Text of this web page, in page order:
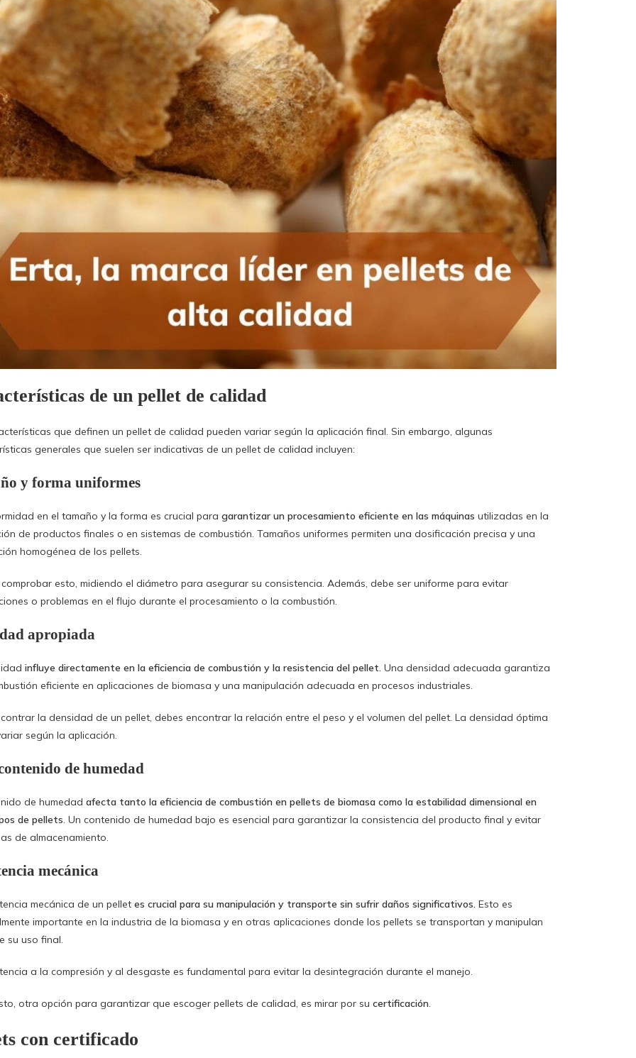
de un pellet de calidad
que definen un pellet de calidad pueden variar según la aplicación final. Sin embargo, algunas
generales que suelen ser indicativas de un pellet de calidad incluyen:
y forma uniformes
en el tamaño y la forma es crucial para garantizar un procesamiento eficiente en las máquinas utilizadas en la
de productos finales o en sistemas de combustión. Tamaños uniformes permiten una dosificación precisa y una
homogénea de los pellets.
esto, midiendo el diámetro para asegurar su consistencia. Además, debe ser uniforme para evitar
o problemas en el flujo durante el procesamiento o la combustión.
apropiada
influye directamente en la eficiencia de combustión y la resistencia del pellet. Una densidad adecuada garantiza
eficiente en aplicaciones de biomasa y una manipulación adecuada en procesos industriales.
la densidad de un pellet, debes encontrar la relación entre el peso y el volumen del pellet. La densidad óptima
según la aplicación.
de humedad
de humedad afecta tanto la eficiencia de combustión en pellets de biomasa como la estabilidad dimensional en
de pellets . Un contenido de humedad bajo es esencial para garantizar la consistencia del producto final y evitar
de almacenamiento.
mecánica
mecánica de un pellet es crucial para su manipulación y transporte sin sufrir daños significativos. Esto es
importante en la industria de la biomasa y en otras aplicaciones donde los pellets se transportan y manipulan
su uso final.
a la compresión y al desgaste es fundamental para evitar la desintegración durante el manejo.
otra opción para garantizar que escoger pellets de calidad, es mirar por su certificación
con certificado